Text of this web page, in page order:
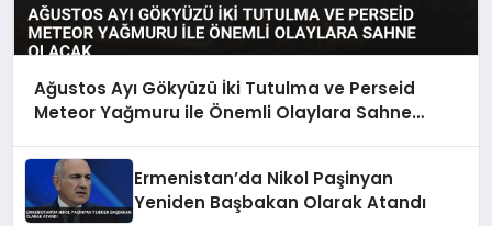
Ağustos Ayı Gökyüzü İki Tutulma ve Perseid
Meteor Yağmuru ile Önemli Olaylara Sahne
Ermenistan’da Nikol Paşinyan
Yeniden Başbakan Olarak Atandı